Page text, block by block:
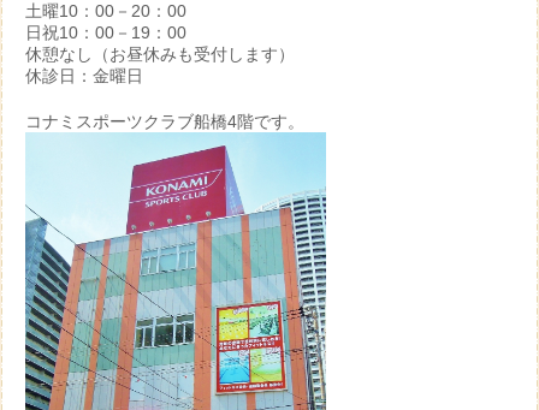
土曜10：00－20：00
日祝10：00－19：00
休憩なし（お昼休みも受付します）
休診日：金曜日
コナミスポーツクラブ船橋4階です。